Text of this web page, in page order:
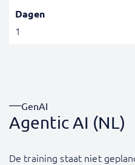
Dagen
1
GenAI
Agentic AI (NL)
De training staat niet